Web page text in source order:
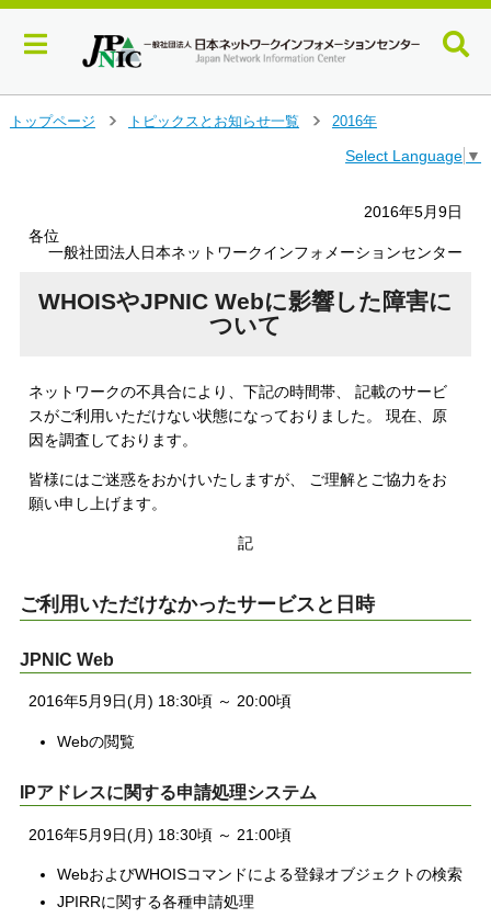
トップページ
トピックスとお知らせ一覧
2016年
Select Language ▼
2016年5月9日
各位
一般社団法人日本ネットワークインフォメーションセンター
WHOISやJPNIC Webに影響した障害に
ついて
ネットワークの不具合により、下記の時間帯、 記載のサービ
スがご利用いただけない状態になっておりました。 現在、原
因を調査しております。
皆様にはご迷惑をおかけいたしますが、 ご理解とご協力をお
願い申し上げます。
記
ご利用いただけなかったサービスと日時
JPNIC Web
2016年5月9日(月) 18:30頃 ～ 20:00頃
Webの閲覧
IPアドレスに関する申請処理システム
2016年5月9日(月) 18:30頃 ～ 21:00頃
WebおよびWHOISコマンドによる登録オブジェクトの検索
JPIRRに関する各種申請処理